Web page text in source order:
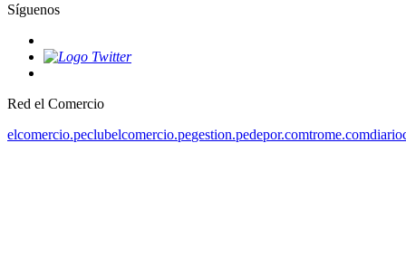
Síguenos
Red el Comercio
elcomercio.peclubelcomercio.pegestion.pedepor.comtrome.com